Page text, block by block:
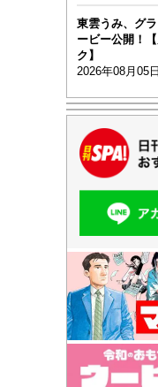
東雲うみ、グ
ービー公開！
ク】
2026年08月05日